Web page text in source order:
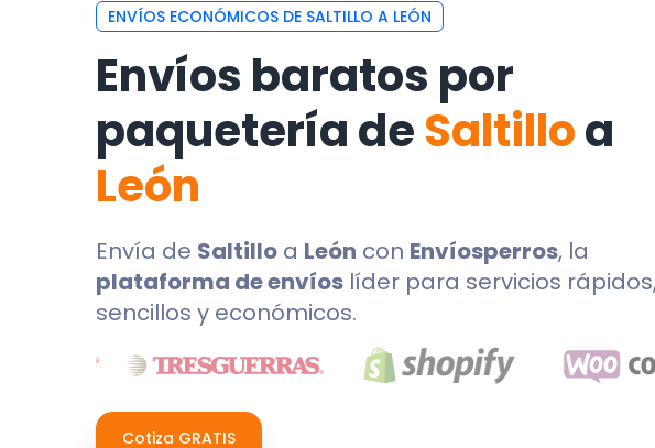
ENVÍOS ECONÓMICOS DE SALTILLO A LEÓN
Envíos baratos por
paquetería deSaltilloa
León
Envía de Saltillo a León con Envíosperros, la
plataforma de envíos líder para servicios
sencillos y económicos.
Cotiza GRATIS